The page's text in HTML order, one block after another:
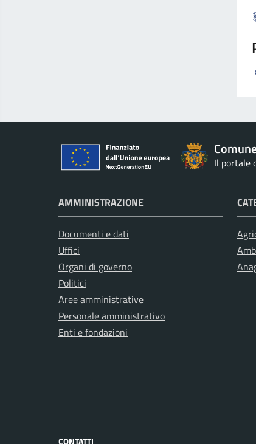
Il portale
AMMINISTRAZIONE
Documenti e dati
Uffici
Organi di governo
Politici
Aree amministrative
Personale amministrativo
Enti e fondazioni
CONTATTI